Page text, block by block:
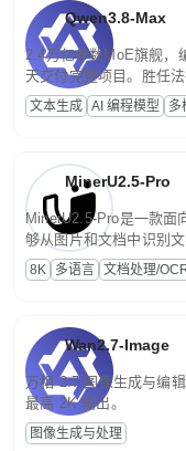
Qwen3.8-Max
2.4万亿参数MoE旗舰，
天交付完整项目。胜任
话端到端交付生产级成
程，支持超长文档与长
文本生成 AI 编程模型 多
MinerU2.5-Pro
MinerU2.5-Pro是一款面
够从图片和文档中识别
为便于存储、检索和二次
8K 多语言 文档处理/
Wan2.7-Image
万相 2.7 图像生成与编
最高 2K 输出。
图像生成与处理